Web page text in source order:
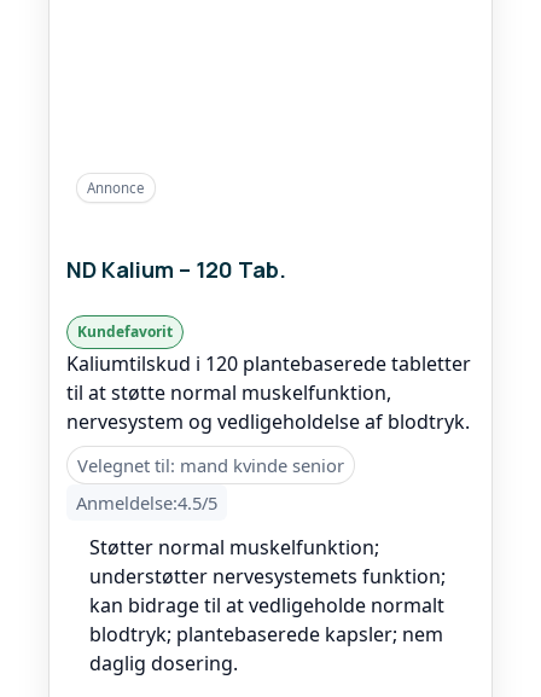
Annonce
ND Kalium – 120 Tab.
Kundefavorit
Kaliumtilskud i 120 plantebaserede tabletter
til at støtte normal muskelfunktion,
nervesystem og vedligeholdelse af blodtryk.
Velegnet til: mand kvinde senior
Anmeldelse:4.5/5
Støtter normal muskelfunktion;
understøtter nervesystemets funktion;
kan bidrage til at vedligeholde normalt
blodtryk; plantebaserede kapsler; nem
daglig dosering.